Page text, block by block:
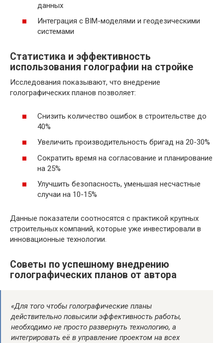
данных
Интеграция с BIM-моделями и геодезическими
системами
Статистика и эффективность
использования голографии на стройке
Исследования показывают, что внедрение
голографических планов позволяет:
Снизить количество ошибок в строительстве до
40%
Увеличить производительность бригад на 20-30%
Сократить время на согласование и планирование
на 25%
Улучшить безопасность, уменьшая несчастные
случаи на 10-15%
Данные показатели соотносятся с практикой крупных
строительных компаний, которые уже инвестировали в
инновационные технологии.
Советы по успешному внедрению
голографических планов от автора
«Для того чтобы голографические планы
действительно повысили эффективность работы,
необходимо не просто развернуть технологию, а
интегрировать её в управление проектом на всех